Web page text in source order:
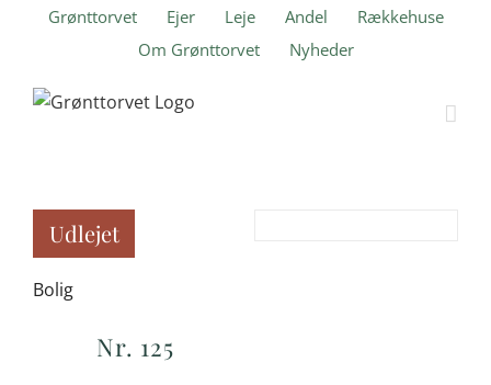
Grønttorvet Ejer Leje Andel
Rækkehuse
Om Grønttorvet
Nyheder
Udlejet
Bolig
Nr. 125